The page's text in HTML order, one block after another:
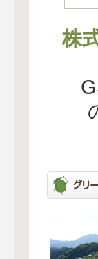
株